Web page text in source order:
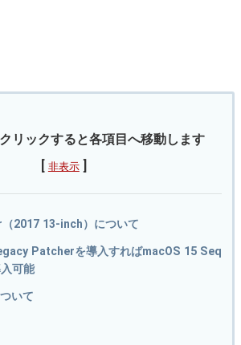
リックすると各項目へ移動します
非表示
2017 13-inch）について
Patcherを導入すればmacOS 15 Seq
可能
いて